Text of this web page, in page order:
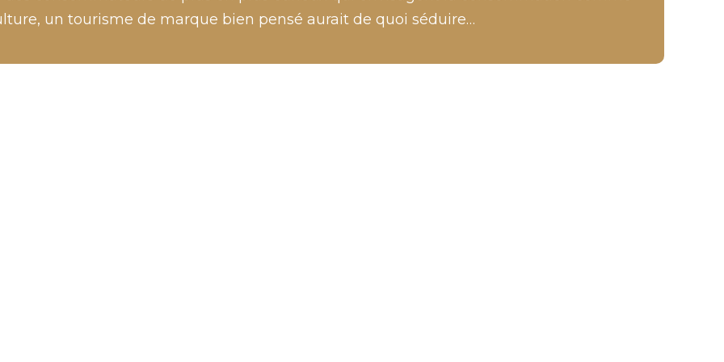
un tourisme de marque bien pensé aurait de quoi séduire…